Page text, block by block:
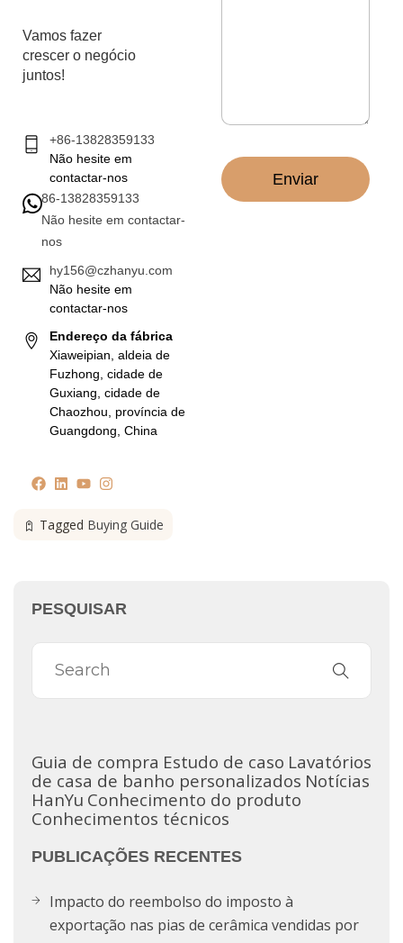
Vamos fazer
crescer o negócio
juntos!
+86-13828359133
Não hesite em
contactar-nos
86-13828359133
Não hesite em contactar-
nos
hy156@czhanyu.com
Não hesite em
contactar-nos
Endereço da fábrica
Xiaweipian, aldeia de
Fuzhong, cidade de
Guxiang, cidade de
Chaozhou, província de
Guangdong, China
c
Enviar
Tagged Buying Guide
PESQUISAR
Guia de compra Estudo de caso Lavatórios
de casa de banho personalizados Notícias
HanYu Conhecimento do produto
Conhecimentos técnicos
PUBLICAÇÕES RECENTES
Impacto do reembolso do imposto à
exportação nas pias de cerâmica vendidas por